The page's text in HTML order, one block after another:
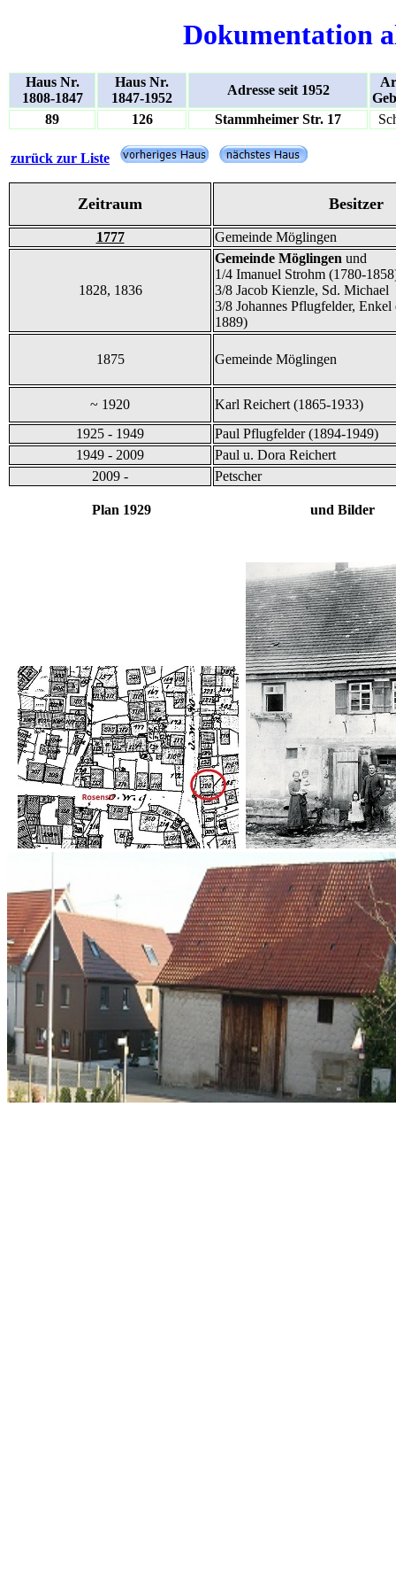
Dokumentation
Haus Nr.
1808-1847
Haus Nr.
1847-1952
Adresse seit 1952
89
126 Stammheimer Str. 17
zurück zur Liste
Zeitraum Besitzer
1777 Gemeinde Möglingen
1828, 1836
Gemeinde Möglingen und
1/4 Imanuel Strohm (1780-
3/8 Jacob Kienzle, Sd. Michael
3/8 Johannes Pflugfelder, Enkel
1889)
1875 Gemeinde Möglingen
~ 1920
Karl Reichert (1865-1933)
1925 - 1949
Paul Pflugfelder (1894-1949)
1949 - 2009
Paul u. Dora Reichert
2009 -
Petscher
Plan 1929 und Bilder